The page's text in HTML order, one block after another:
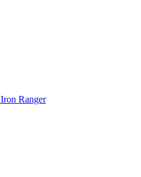
Iron Ranger